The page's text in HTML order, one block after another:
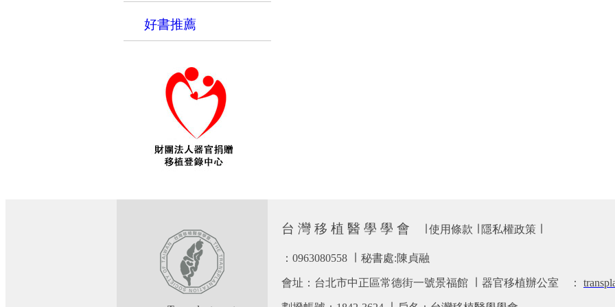
好書推薦
台 灣 移 植 醫 學 學 會 使用條款 隱私權政策
：0963080558 ∣ 秘書處:陳貞融
會址：台北市中正區常德街一號景福館 ∣ 器官移植辦公室 ：